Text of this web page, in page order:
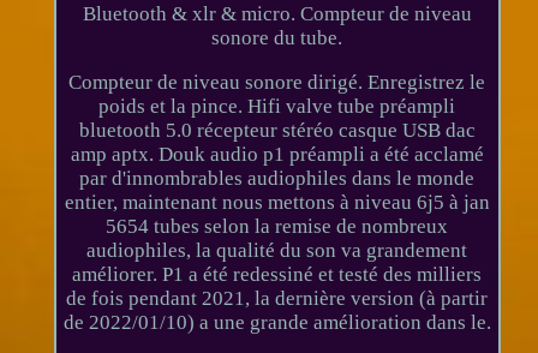
Bluetooth & xlr & micro. Compteur de niveau
sonore du tube.
Compteur de niveau sonore dirigé. Enregistrez le
poids et la pince. Hifi valve tube préampli
bluetooth 5.0 récepteur stéréo casque USB dac
amp aptx. Douk audio p1 préampli a été acclamé
par d'innombrables audiophiles dans le monde
entier, maintenant nous mettons à niveau 6j5 à jan
5654 tubes selon la remise de nombreux
audiophiles, la qualité du son va grandement
améliorer. P1 a été redessiné et testé des milliers
de fois pendant 2021, la dernière version (à partir
de 2022/01/10) a une grande amélioration dans le.